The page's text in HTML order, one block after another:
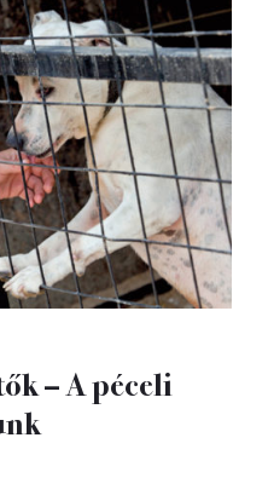
– A péceli